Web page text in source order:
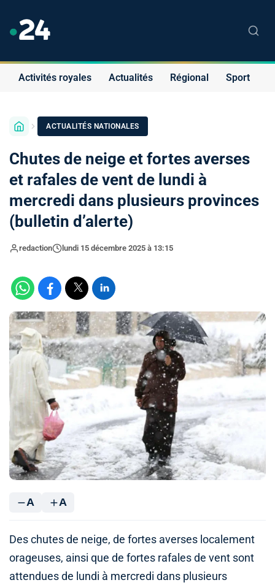
Activités royales Actualités Régional Sport
ACTUALITÉS NATIONALES
Chutes de neige et fortes averses
et rafales de vent de lundi à
mercredi dans plusieurs provinces
(bulletin d’alerte)
redaction lundi 15 décembre 2025 à 13:15
A A
Des chutes de neige, de fortes averses localement
orageuses, ainsi que de fortes rafales de vent sont
attendues de lundi à mercredi dans plusieurs